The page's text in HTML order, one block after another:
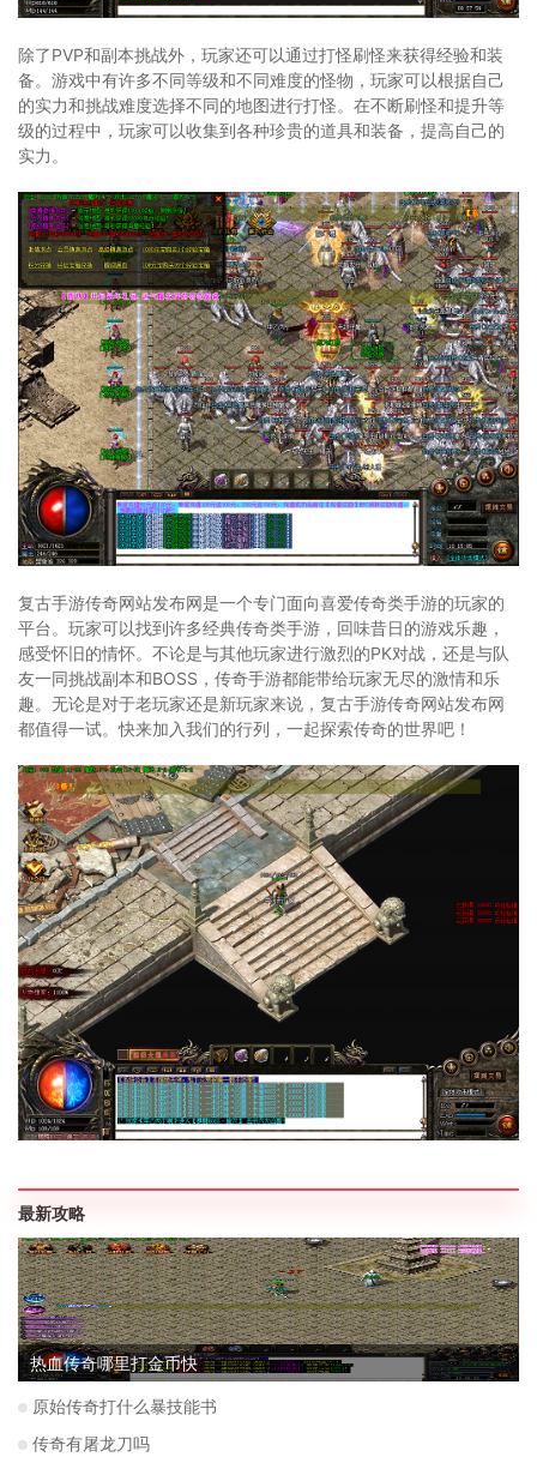
除了PVP和副本挑战外，玩家还可以通过打怪刷怪来获得经验和装
备。游戏中有许多不同等级和不同难度的怪物，玩家可以根据自己
的实力和挑战难度选择不同的地图进行打怪。在不断刷怪和提升等
级的过程中，玩家可以收集到各种珍贵的道具和装备，提高自己的
实力。
复古手游传奇网站发布网是一个专门面向喜爱传奇类手游的玩家的
平台。玩家可以找到许多经典传奇类手游，回味昔日的游戏乐趣，
感受怀旧的情怀。不论是与其他玩家进行激烈的PK对战，还是与队
友一同挑战副本和BOSS，传奇手游都能带给玩家无尽的激情和乐
趣。无论是对于老玩家还是新玩家来说，复古手游传奇网站发布网
都值得一试。快来加入我们的行列，一起探索传奇的世界吧！
最新攻略
热血传奇哪里打金币快
原始传奇打什么暴技能书
传奇有屠龙刀吗